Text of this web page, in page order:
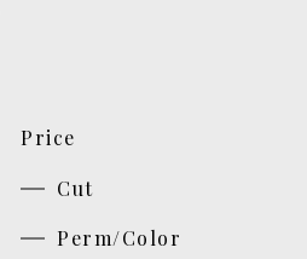
Price
Cut
Perm/Color